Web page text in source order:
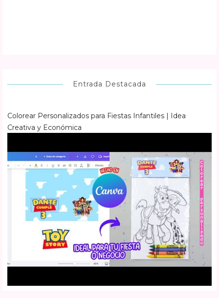
Entrada Destacada
Colorear Personalizados para Fiestas Infantiles | Idea
Creativa y Económica